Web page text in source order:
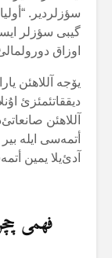
سؤزلردیر.
گیبی سؤزلر
اوزاق
یۆجە آللاهئن
دیققاتئمئزئ
آللاهئن
أتمەسی ایلە
آدئ‌یلا یمین
فهمی